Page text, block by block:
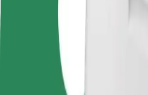
Arena Lublin
Urahisi na starehe vinapatikana haraka!
Dependable rides in everyday, mid-size cars.